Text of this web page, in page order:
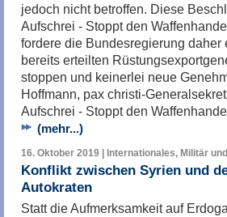
jedoch nicht betroffen. Diese
Aufschrei - Stoppt den
fordere die Bundesregierung
bereits erteilten
stoppen und keinerlei neue
Hoffmann, pax christi-
Aufschrei - Stoppt den
(mehr...)
16. Oktober 2019 | Internationales, Militär
Konflikt zwischen Syrien und
Autokraten
Statt die Aufmerksamkeit auf